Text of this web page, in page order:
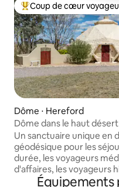
Coups de cœur
Coup de cœur
Dôme ⋅ Hereford
Dôme dans le haut
Bisbee, des monts
Tucson
Un sanctuaire unique en
géodésique pour les
durée, les voyageurs
d'affaires, les voyageurs
saisonniers, les
Équipements